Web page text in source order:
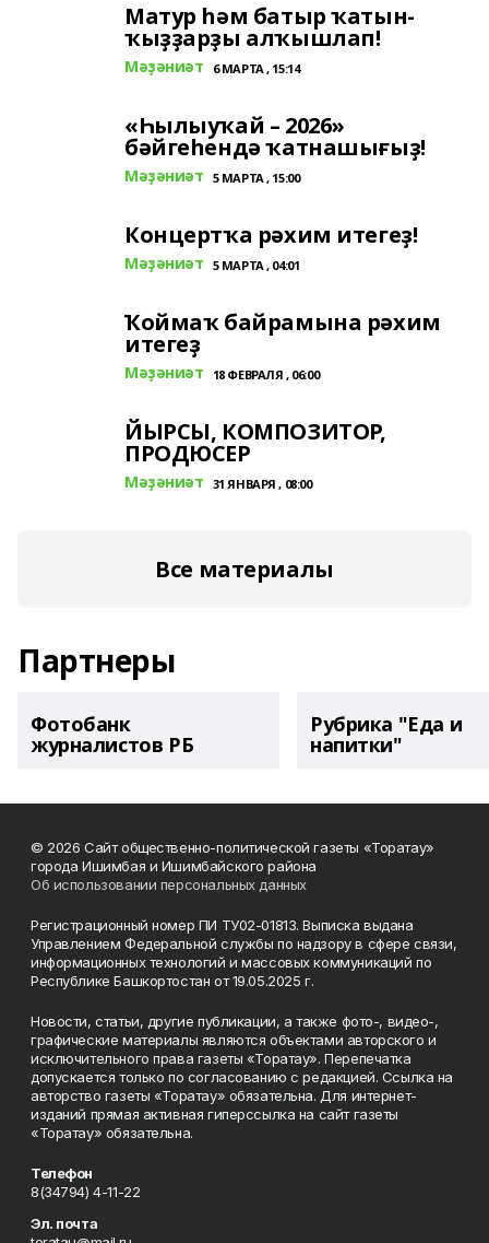
Матур һәм батыр ҡатын-
ҡыҙҙарҙы алҡышлап!
Мәҙәниәт 6 МАРТА , 15:14
«Һылыуҡай – 2026»
бәйгеһендә ҡатнашығыҙ!
Мәҙәниәт 5 МАРТА , 15:00
Концертҡа рәхим итегеҙ!
Мәҙәниәт 5 МАРТА , 04:01
Ҡоймаҡ байрамына рәхим
итегеҙ
Мәҙәниәт 18 ФЕВРАЛЯ , 06:00
ЙЫРСЫ, КОМПОЗИТОР,
ПРОДЮСЕР
Мәҙәниәт 31 ЯНВАРЯ , 08:00
Все материалы
Партнеры
Фотобанк
журналистов РБ
Рубрика "Еда и
напитки"
© 2026 Сайт общественно-политической газеты «Торатау»
города Ишимбая и Ишимбайского района
Об использовании персональных данных
Регистрационный номер ПИ ТУ02-01813. Выписка выдана
Управлением Федеральной службы по надзору в сфере связи,
информационных технологий и массовых коммуникаций по
Республике Башкортостан от 19.05.2025 г.
Новости, статьи, другие публикации, а также фото-, видео-,
графические материалы являются объектами авторского и
исключительного права газеты «Торатау». Перепечатка
допускается только по согласованию с редакцией. Ссылка на
авторство газеты «Торатау» обязательна. Для интернет-
изданий прямая активная гиперссылка на сайт газеты
«Торатау» обязательна.
Телефон
8(34794) 4-11-22
Эл. почта